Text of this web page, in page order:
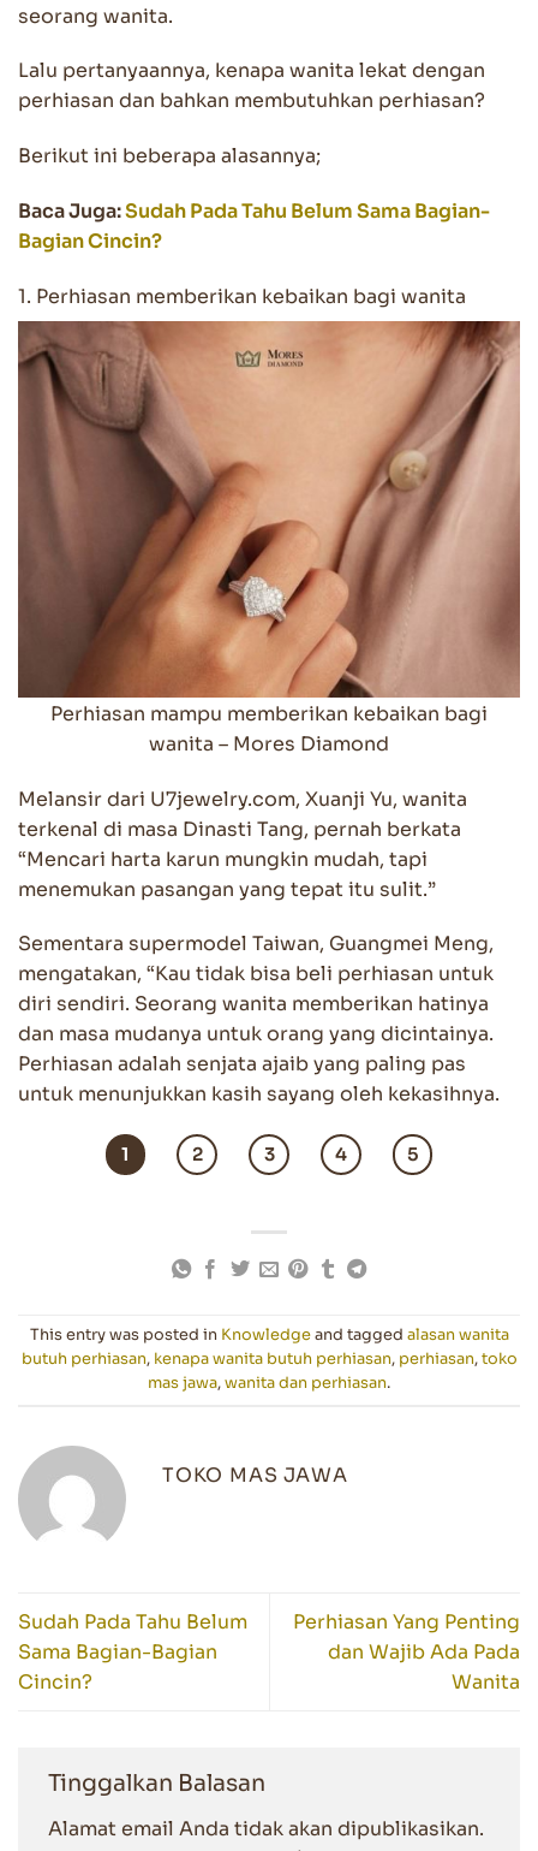
seorang wanita.
Lalu pertanyaannya, kenapa wanita lekat dengan
perhiasan dan bahkan membutuhkan perhiasan?
Berikut ini beberapa alasannya;
Baca Juga:Sudah Pada Tahu Belum Sama Bagian-
Bagian Cincin?
1. Perhiasan memberikan kebaikan bagi wanita
Perhiasan mampu memberikan kebaikan bagi
wanita – Mores Diamond
Melansir dari U7jewelry.com, Xuanji Yu, wanita
terkenal di masa Dinasti Tang, pernah berkata
“Mencari harta karun mungkin mudah, tapi
menemukan pasangan yang tepat itu sulit.”
Sementara supermodel Taiwan, Guangmei Meng,
mengatakan, “Kau tidak bisa beli perhiasan untuk
diri sendiri. Seorang wanita memberikan hatinya
dan masa mudanya untuk orang yang dicintainya.
Perhiasan adalah senjata ajaib yang paling pas
untuk menunjukkan kasih sayang oleh kekasihnya.
1 2 3 4 5
This entry was posted in Knowledgeand tagged alasan wanita
butuh perhiasan, kenapa wanita butuh perhiasan, perhiasan,toko
mas jawa,wanita dan perhiasan.
TOKO MAS JAWA
Sudah Pada Tahu Belum
Sama Bagian-Bagian
Cincin?
Perhiasan Yang Penting
dan Wajib Ada Pada
Wanita
Tinggalkan Balasan
Alamat email Anda tidak akan dipublikasikan.